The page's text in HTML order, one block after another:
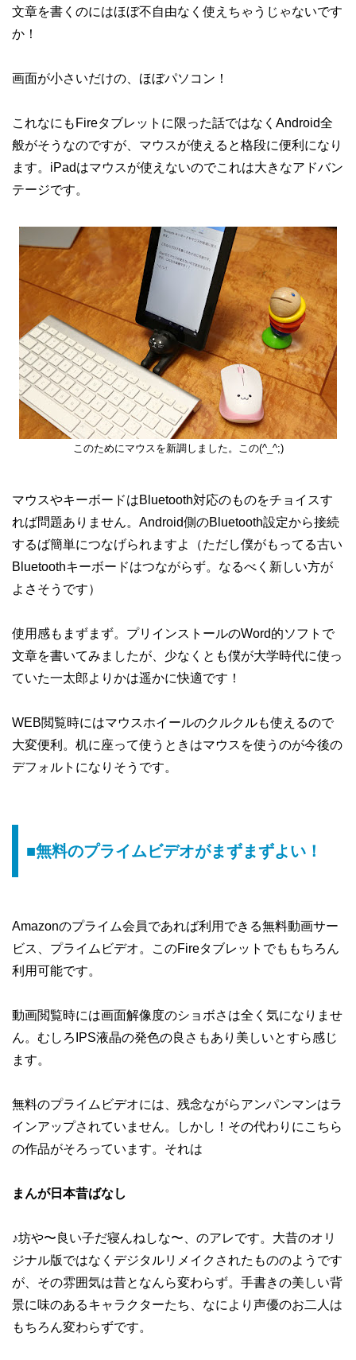
文章を書くのにはほぼ不自由なく使えちゃうじゃないです
か！
画面が小さいだけの、ほぼパソコン！
これなにもFireタブレットに限った話ではなくAndroid全
般がそうなのですが、マウスが使えると格段に便利になり
ます。iPadはマウスが使えないのでこれは大きなアドバン
テージです。
このためにマウスを新調しました。この(^_^;)
マウスやキーボードはBluetooth対応のものをチョイスす
れば問題ありません。Android側のBluetooth設定から接続
するば簡単につなげられますよ（ただし僕がもってる古い
Bluetoothキーボードはつながらず。なるべく新しい方が
よさそうです）
使用感もまずまず。プリインストールのWord的ソフトで
文章を書いてみましたが、少なくとも僕が大学時代に使っ
ていた一太郎よりかは遥かに快適です！
WEB閲覧時にはマウスホイールのクルクルも使えるので
大変便利。机に座って使うときはマウスを使うのが今後の
デフォルトになりそうです。
■無料のプライムビデオがまずまずよい！
Amazonのプライム会員であれば利用できる無料動画サー
ビス、プライムビデオ。このFireタブレットでももちろん
利用可能です。
動画閲覧時には画面解像度のショボさは全く気になりませ
ん。むしろIPS液晶の発色の良さもあり美しいとすら感じ
ます。
無料のプライムビデオには、残念ながらアンパンマンはラ
インアップされていません。しかし！その代わりにこちら
の作品がそろっています。それは
まんが日本昔ばなし
♪坊や〜良い子だ寝んねしな〜、のアレです。大昔のオリ
ジナル版ではなくデジタルリメイクされたもののようです
が、その雰囲気は昔となんら変わらず。手書きの美しい背
景に味のあるキャラクターたち、なにより声優のお二人は
もちろん変わらずです。